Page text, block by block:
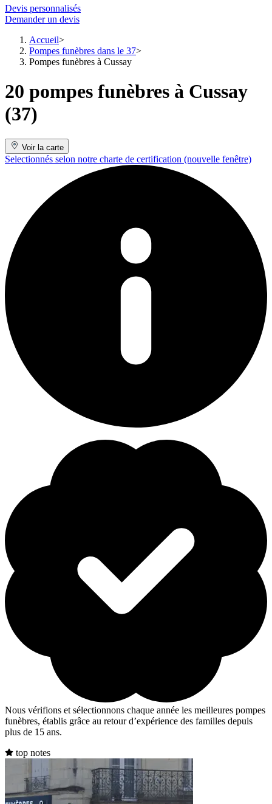
Devis personnalisés
Demander un devis
Accueil
Pompes funèbres dans le 37
Pompes funèbres à Cussay
20 pompes funèbres à Cussay
(37)
Voir la carte
Selectionnés selon notre charte de certification (nouvelle fenêtre)
Nous vérifions et sélectionnons chaque année les meilleures pompes
funèbres, établis grâce au retour d’expérience des familles depuis
plus de 15 ans.
top notes